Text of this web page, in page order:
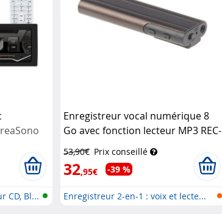
CD, Bl...
Enregistreur vocal numérique 8
Go avec fonction lecteur MP3 REC-
53,90€ Prix conseillé
32,95€ -39 %
Enregistreur 2-en-1 : voix et lecte...